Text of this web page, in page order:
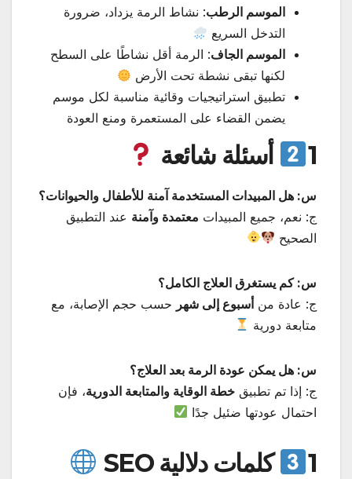
الموسم الرطب: نشاط الرمة يزداد، ضرورة
التدخل السريع
الموسم الجاف: الرمة أقل نشاطًا على السطح
لكنها تبقى نشطة تحت الأرض
تطبيق استراتيجيات وقائية مناسبة لكل موسم
يضمن القضاء على المستعمرة ومنع العودة
1 أسئلة شائعة
س: هل المبيدات المستخدمة آمنة للأطفال والحيوانات؟
ج: نعم، جميع المبيدات معتمدة وآمنة عند التطبيق
الصحيح
س: كم يستغرق العلاج الكامل؟
ج: عادة منأسبوع إلى شهر حسب حجم الإصابة، مع
متابعة دورية
س: هل يمكن عودة الرمة بعد العلاج؟
ج: إذا تم تطبيق خطة الوقاية والمتابعة الدورية، فإن
احتمال عودتها ضئيل جدًا
1 كلمات دلالية SEO